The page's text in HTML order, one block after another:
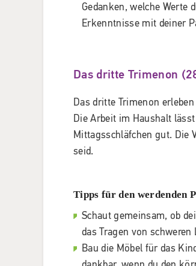
Gedanken, welche Werte
Erkenntnisse mit deiner
Das dritte Trimenon
Das dritte Trimenon
Die Arbeit im Haushalt
Mittagsschläfchen gut. Die
seid.
Tipps für den werdenden
Schaut gemeinsam, ob
das Tragen von
Bau die Möbel für das